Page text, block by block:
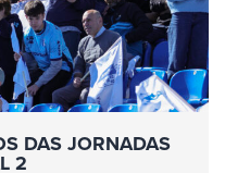
DAS JORNADAS
2